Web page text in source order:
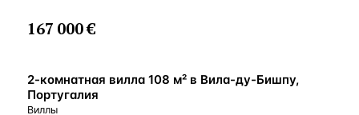
167 000 €
ВНЖ
2-комнатная вилла 108 м² в Вила-ду-Бишпу,
Португалия
Виллы